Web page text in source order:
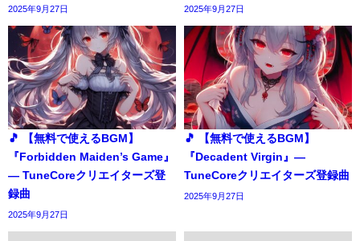
2025年9月27日 2025年9月27日
🎵 【無料で使えるBGM】
『Forbidden Maiden’s Game』
― TuneCoreクリエイターズ登
録曲
2025年9月27日
🎵 【無料で使えるBGM】
『Decadent Virgin』―
TuneCoreクリエイターズ登録曲
2025年9月27日